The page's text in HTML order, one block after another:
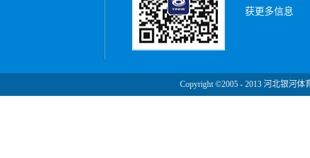
获更多信息
Copyright ©2005 - 2013 河北银河体